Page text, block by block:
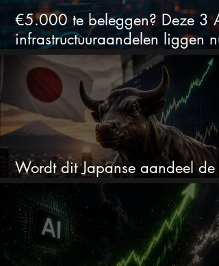
€5.000 te beleggen? Deze 3
infrastructuuraandelen liggen nu
in de uitverkoop
Wordt dit Japanse aandeel de
comeback kid van 2026?